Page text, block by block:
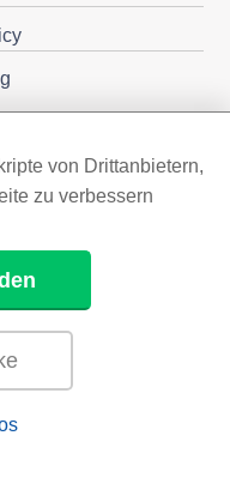
von Drittanbietern,
zu verbessern